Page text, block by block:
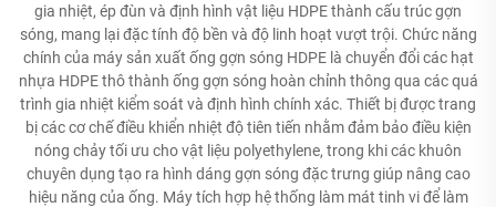
gia nhiệt, ép đùn và định hình vật liệu HDPE thành cấu trúc gợn
sóng, mang lại đặc tính độ bền và độ linh hoạt vượt trội. Chức năng
chính của máy sản xuất ống gợn sóng HDPE là chuyển đổi các hạt
nhựa HDPE thô thành ống gợn sóng hoàn chỉnh thông qua các quá
trình gia nhiệt kiểm soát và định hình chính xác. Thiết bị được trang
bị các cơ chế điều khiển nhiệt độ tiên tiến nhằm đảm bảo điều kiện
nóng chảy tối ưu cho vật liệu polyethylene, trong khi các khuôn
chuyên dụng tạo ra hình dáng gợn sóng đặc trưng giúp nâng cao
hiệu năng của ống. Máy tích hợp hệ thống làm mát tinh vi để làm